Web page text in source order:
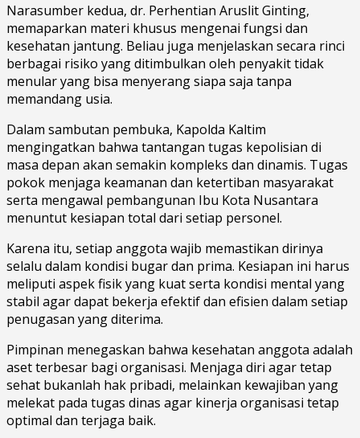
Narasumber kedua, dr. Perhentian Aruslit Ginting,
memaparkan materi khusus mengenai fungsi dan
kesehatan jantung. Beliau juga menjelaskan secara rinci
berbagai risiko yang ditimbulkan oleh penyakit tidak
menular yang bisa menyerang siapa saja tanpa
memandang usia.
Dalam sambutan pembuka, Kapolda Kaltim
mengingatkan bahwa tantangan tugas kepolisian di
masa depan akan semakin kompleks dan dinamis. Tugas
pokok menjaga keamanan dan ketertiban masyarakat
serta mengawal pembangunan Ibu Kota Nusantara
menuntut kesiapan total dari setiap personel.
Karena itu, setiap anggota wajib memastikan dirinya
selalu dalam kondisi bugar dan prima. Kesiapan ini harus
meliputi aspek fisik yang kuat serta kondisi mental yang
stabil agar dapat bekerja efektif dan efisien dalam setiap
penugasan yang diterima.
Pimpinan menegaskan bahwa kesehatan anggota adalah
aset terbesar bagi organisasi. Menjaga diri agar tetap
sehat bukanlah hak pribadi, melainkan kewajiban yang
melekat pada tugas dinas agar kinerja organisasi tetap
optimal dan terjaga baik.